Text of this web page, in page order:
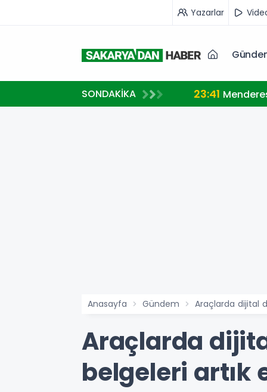
Yazarlar
SONDAKİKA 23:41
Anasayfa Gündem Araçlarda dijital
Araçlarda
belgeleri artık